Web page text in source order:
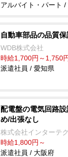
アルバイト・パート /
自動車部品の品質
WDB株式会社
時給1,700円～1,750
派遣社員 / 愛知県
配電盤の電気回路
め/出張なし
株式会社インターテ
時給1,800円～
派遣社員 / 大阪府